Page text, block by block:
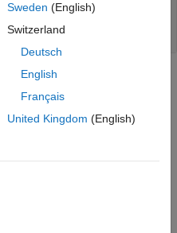
(default) |
Sweden (English)
Switzerland
Deutsch
English
Français
United Kingdom (English)